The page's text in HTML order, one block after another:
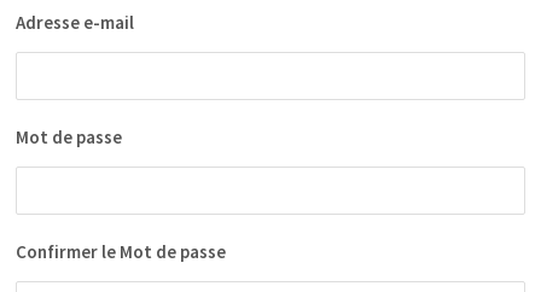
Adresse e-mail
Mot de passe
Confirmer le Mot de passe